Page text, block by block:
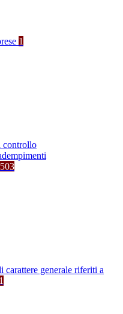
1
controllo
503
carattere generale riferiti a
1